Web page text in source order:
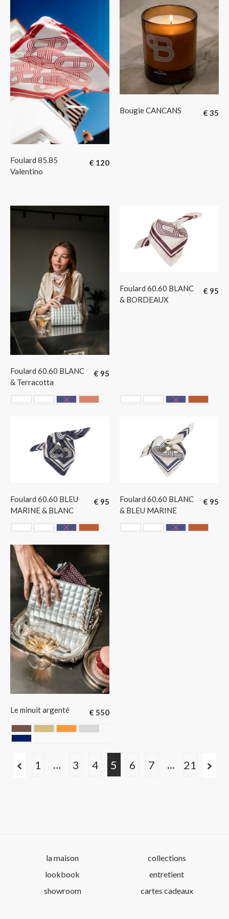
Foulard 85.85
Valentino
€ 120
Bougie CANCANS € 35
Foulard 60.60 BLANC
& Terracotta
€ 95
Foulard 60.60 BLANC
& BORDEAUX
€ 95
Foulard 60.60 BLEU
MARINE & BLANC
€ 95
Foulard 60.60 BLANC
& BLEU MARINE
€ 95
Le minuit argenté € 550
Chocolate
1 … 3 4 5 6 7 … 21
la maison
lookbook
showroom
collections
entretient
cartes cadeaux